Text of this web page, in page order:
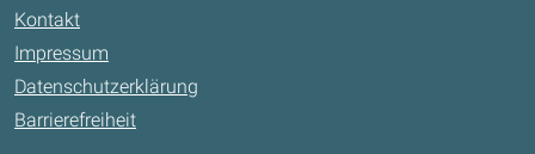
Kontakt
Impressum
Datenschutzerklärung
Barrierefreiheit